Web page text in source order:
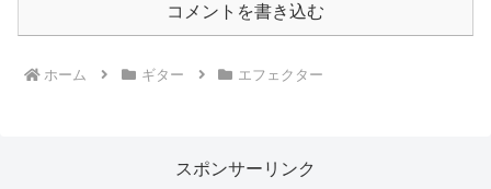
コメントを書き込む
ホーム ギター エフェクター
スポンサーリンク